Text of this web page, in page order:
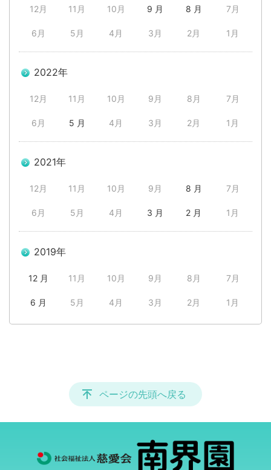
12月 11月 10月 9 月 8 月 7月
6月 5月 4月 3月 2月 1月
2022年
12月 11月 10月 9月 8月 7月
6月 5 月 4月 3月 2月 1月
2021年
12月 11月 10月 9月 8 月 7月
6月 5月 4月 3 月 2 月 1月
2019年
12 月 11月 10月 9月 8月 7月
6 月 5月 4月 3月 2月 1月
ページの先頭へ戻る